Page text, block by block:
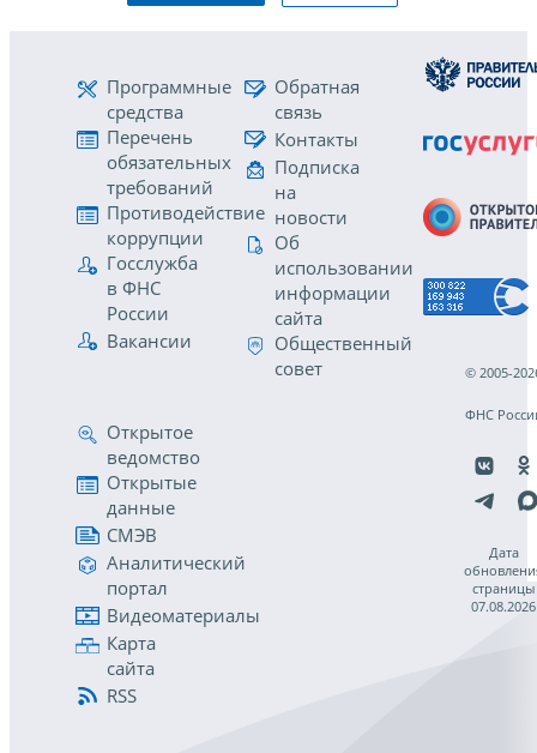
Программные
средства
Перечень
обязательных
требований
Противодействие
коррупции
Госслужба
в ФНС
России
Вакансии
Обратная
связь
Контакты
Подписка
на
новости
Об
использовании
информации
сайта
Общественный
совет
Открытое
ведомство
Открытые
данные
СМЭВ
Аналитический
портал
Видеоматериалы
Карта
сайта
RSS
© 2005-
ФНС
Дата
страницы
07.08.2026